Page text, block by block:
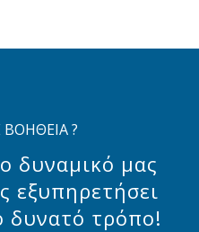
ΒΟΗΘΕΙΑ ?
δυναμικό μας
εξυπηρετήσει
δυνατό τρόπο!